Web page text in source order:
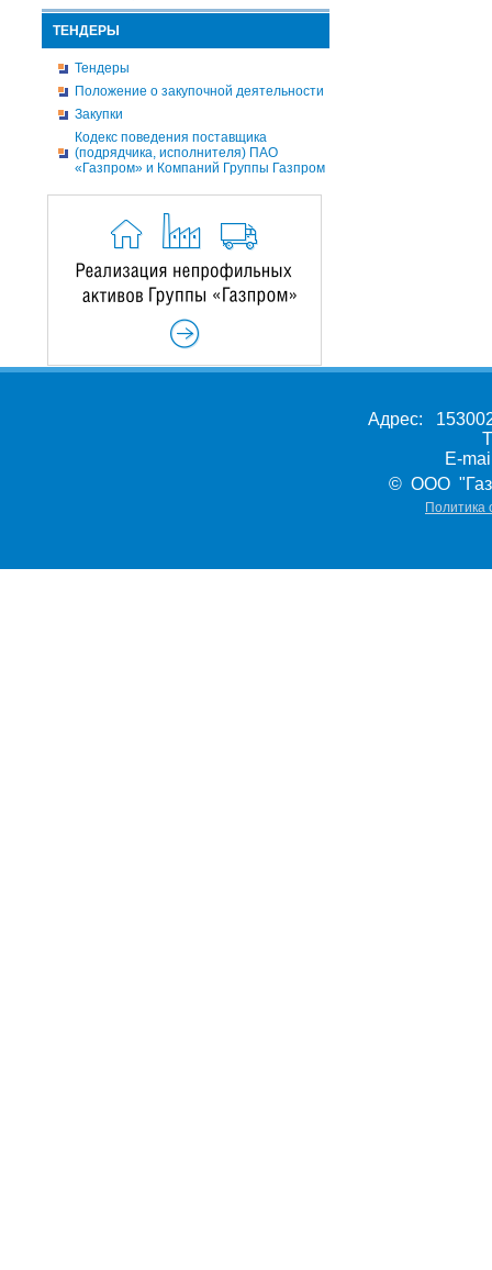
ТЕНДЕРЫ
Тендеры
Положение о закупочной деятельности
Закупки
Кодекс поведения поставщика
(подрядчика, исполнителя) ПАО
«Газпром» и Компаний Группы Газпром
Адрес:
E-
© ООО
Политика